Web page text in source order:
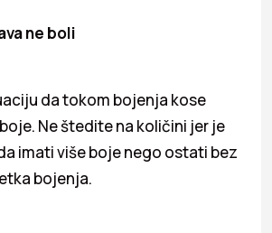
ne boli
da tokom bojenja kose
Ne štedite na količini jer je
imati više boje nego ostati bez
bojenja.